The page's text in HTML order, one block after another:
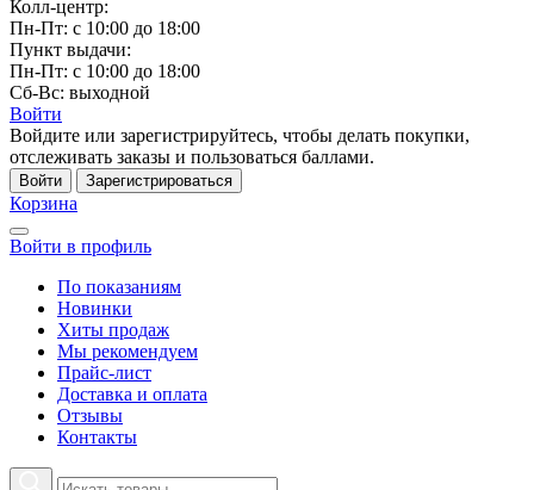
Колл-центр:
Пн-Пт: с 10:00 до 18:00
Пункт выдачи:
Пн-Пт: с 10:00 до 18:00
Сб-Вс: выходной
Войти
Войдите или зарегистрируйтесь, чтобы делать покупки,
отслеживать заказы и пользоваться баллами.
Войти Зарегистрироваться
Корзина
Войти в профиль
По показаниям
Новинки
Хиты продаж
Мы рекомендуем
Прайс-лист
Доставка и оплата
Отзывы
Контакты